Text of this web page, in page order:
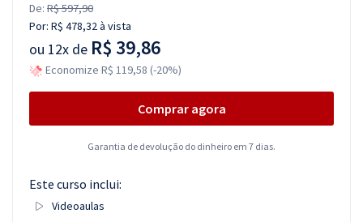
De: R$ 597,90
Por: R$ 478,32à vista
ou 12x de R$ 39,86
Economize R$ 119,58 (-20%)
Comprar agora
Garantia de devolução do dinheiro em 7 dias.
Este curso inclui:
Videoaulas